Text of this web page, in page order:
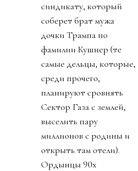
синдикату, который
соберет брат мужа
дочки Трампа по
фамилии Кушнер (те
самые дельцы, которые,
среди прочего,
планируют сровнять
Сектор Газа с землей,
выселить пару
миллионов с родины и
открыть там отели).
Ордынцы 90х